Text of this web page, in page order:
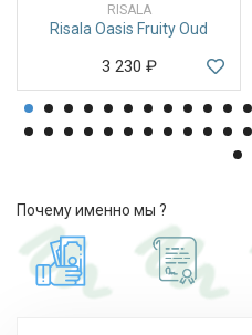
RISALA
Risala Oasis Fruity Oud
3 230 ₽
Почему именно мы ?